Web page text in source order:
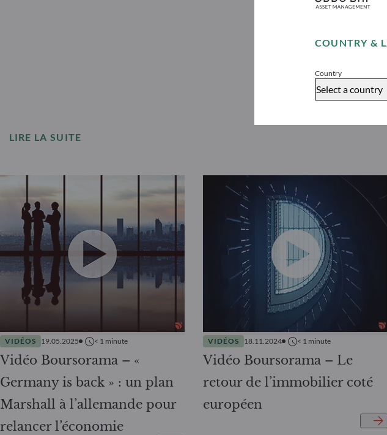
COUNTRY &
Country
Select a country
Accept
LIRE LA SUITE
VIDÉOS 19.05.2025 < 1 minute
Vidéo Boursorama – «
Germany is back » : un plan
Marshall à l’allemande pour
relancer l’économie
VIDÉOS 18.11.2024 < 1 minute
Vidéo Boursorama – Le
retour de l’immobilier coté
européen